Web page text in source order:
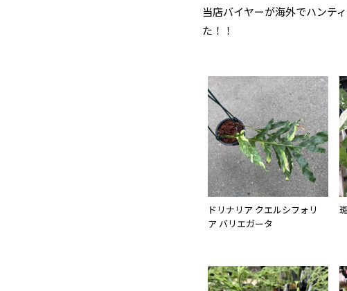
当店バイヤーが海外でハンテ
た！！
ドリナリア クエルシフォリ
ア バリエガータ